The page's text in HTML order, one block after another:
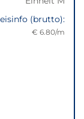
(brutto):
€ 6.80/m